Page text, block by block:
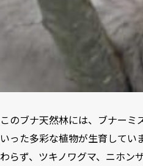
このブナ天然林には、ブナーミ
いった多彩な植物が生育してい
わらず、ツキノワグマ、ニホン